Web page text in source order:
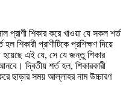
প্রাণী শিকার করে খাওয়া যে সকল শর্ত
শিকারী প্রাণীটিকে প্রশিক্ষণ দিয়ে
হয়েছে এই যে, সে যে জন্তু শিকার
দ্বিতীয় শর্ত হল, শিকারকারী
ছাড়ার সময় আল্লাহর নাম উচ্চারণ